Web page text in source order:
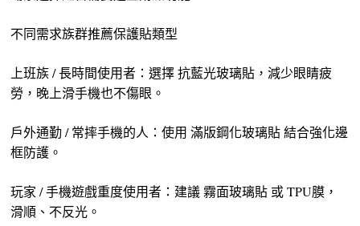
不同需求族群推薦保護貼類型
上班族 / 長時間使用者：選擇 抗藍光玻璃貼，減少眼睛疲
勞，晚上滑手機也不傷眼。
戶外通勤 / 常摔手機的人：使用 滿版鋼化玻璃貼 結合強化邊
框防護。
玩家 / 手機遊戲重度使用者：建議 霧面玻璃貼 或 TPU膜，
滑順、不反光。